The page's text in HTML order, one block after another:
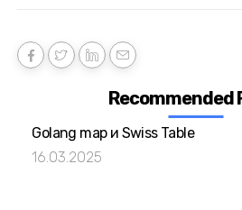
Recommended
Golang map и Swiss Table
16.03.2025